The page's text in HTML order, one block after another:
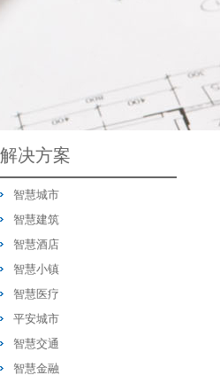
解决方案
智慧城市
智慧建筑
智慧酒店
智慧小镇
智慧医疗
平安城市
智慧交通
智慧金融